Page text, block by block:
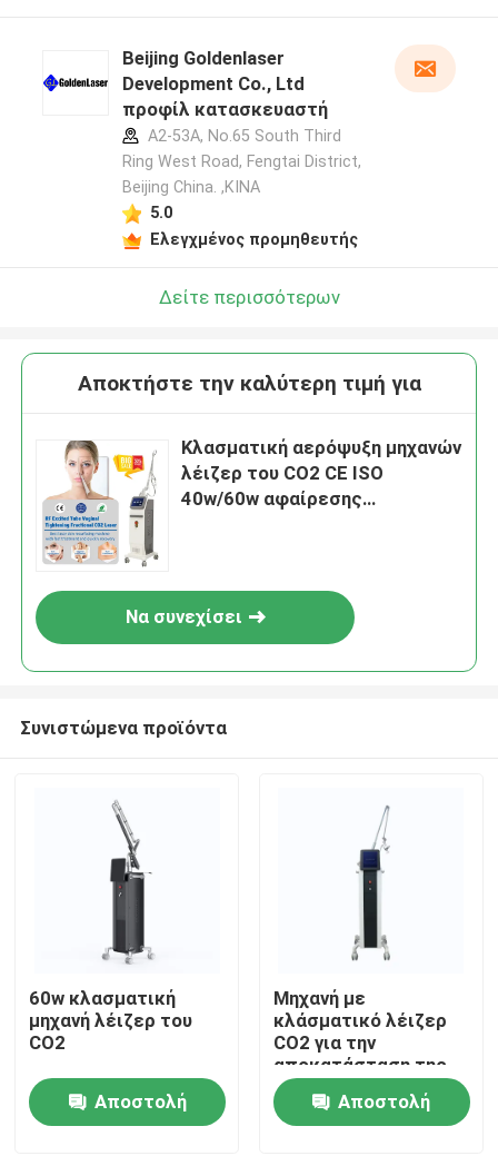
Σπίτι
Προϊόντα
Beijing Goldenlaser
Development Co., Ltd
προφίλ κατασκευαστή
A2-53A, No.65 South Third
Ring West Road, Fengtai District,
Beijing China. ,ΚΙΝΑ
5.0
Ελεγχμένος προμηθευτής
Δείτε περισσότερων
Αποκτήστε την καλύτερη τιμή για
Κλασματική αερόψυξη μηχανών
λέιζερ του CO2 CE ISO
40w/60w αφαίρεσης
Να συνεχίσει
Συνιστώμενα προϊόντα
60w κλασματική
μηχανή λέιζερ του
CO2
Αποστολή
Μηχανή με
κλάσματικό λέιζερ
CO2 για την
αποκατάσταση της
επιφάνειας του
δέρματοςΑποστολή